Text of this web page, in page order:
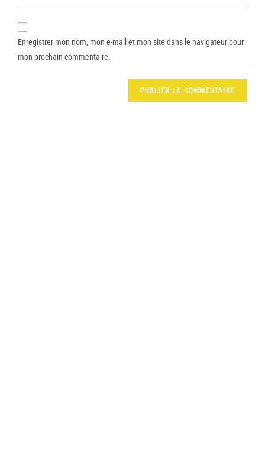
Enregistrer mon nom, mon e-mail et mon site dans le navigateur pour
mon prochain commentaire.